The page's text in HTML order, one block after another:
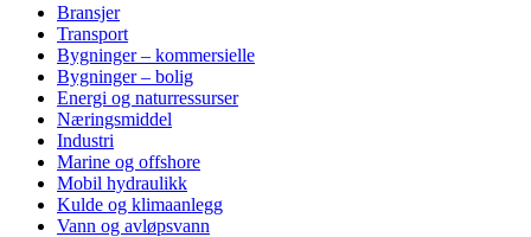
Bransjer
Transport
Bygninger – kommersielle
Bygninger – bolig
Energi og naturressurser
Næringsmiddel
Industri
Marine og offshore
Mobil hydraulikk
Kulde og klimaanlegg
Vann og avløpsvann